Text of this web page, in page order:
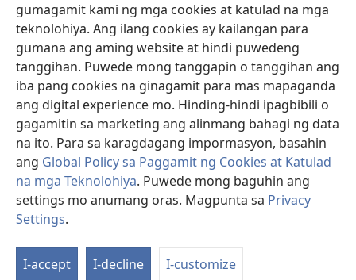
gumagamit kami ng mga cookies at katulad na mga
teknolohiya. Ang ilang cookies ay kailangan para
gumana ang aming website at hindi puwedeng
tanggihan. Puwede mong tanggapin o tanggihan ang
iba pang cookies na ginagamit para mas mapaganda
ang digital experience mo. Hinding-hindi ipagbibili o
gagamitin sa marketing ang alinmang bahagi ng data
na ito. Para sa karagdagang impormasyon, basahin
ang Global Policy sa Paggamit ng Cookies at Katulad
na mga Teknolohiya. Puwede mong baguhin ang
settings mo anumang oras. Magpunta sa Privacy
Settings.
I-accept I-decline I-customize
na
bagong
window)
Watchtower ONLINE LIBRARY™
(may
bubukas
na
bagong
window)
JW Hub ®
(may
bubukas
bagong
window)
JW Library ®
Watchtower Library®
Copyright
KASUNDUAN SA PAGGAMIT